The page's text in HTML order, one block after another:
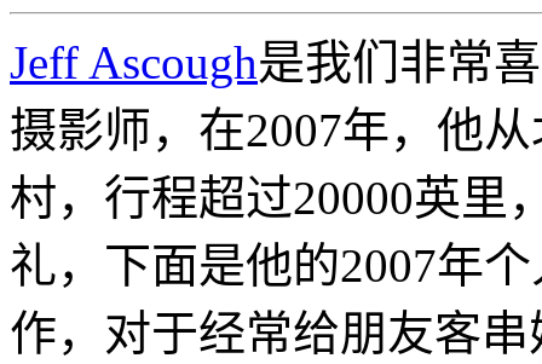
Jeff Ascough是我们非常
摄影师，在2007年，他
村，行程超过20000英里
礼，下面是他的2007年
作，对于经常给朋友客